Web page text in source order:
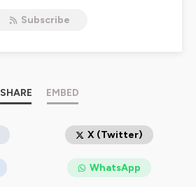
Subscribe
SHARE EMBED
X (Twitter)
WhatsApp